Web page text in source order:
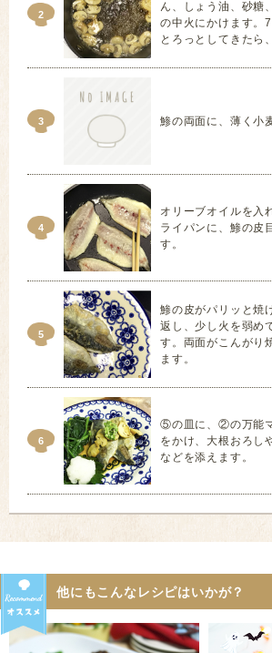
2
ん、しょう油、砂糖
の中火にかけます。
とろっとしてきたら
3 鯵の両面に、薄く小
4
オリーブオイルを入
ライパンに、鯵の皮
す。
5
鯵の皮がパリッと焼
返し、少し火を弱め
す。両面がこんがり
ます。
6
⑤の皿に、②の万能
をかけ、大根おろし
などを添えます。
他にもこんなレシピはいかが？